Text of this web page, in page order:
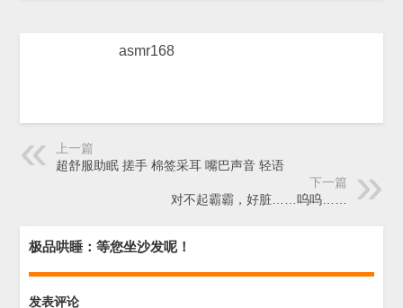
asmr168
上一篇
超舒服助眠 搓手 棉签采耳 嘴巴声音 轻语
下一篇
对不起霸霸，好脏……呜呜……
极品哄睡：等您坐沙发呢！
发表评论